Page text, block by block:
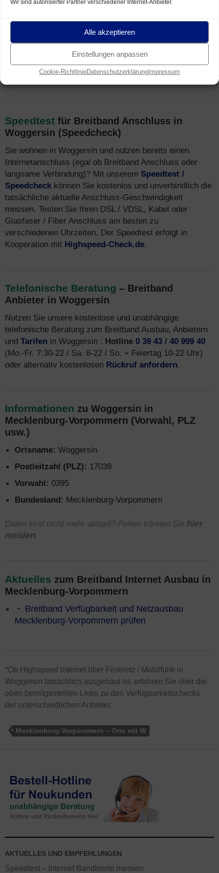
Wir sind autorisierter Partner verschiedener Internet-Anbieter.
Alle akzeptieren
Einstellungen anpassen
Cookie-RichtlinieDatenschutzerklärung Impressum
Mecklenburg-Vorpommernist weiterhin im Gange.
Supervectoring) sowie
verfügbar. Häufig ist auch Breitband Internet über das
TV-Netz ausgebaut. Mehr Infos zuTarifen
Breitband Internet Anbietern finden Sie auch unter
Internet-Telefon-Fernsehen.de.
Speedtest für Breitband Anschluss in
Woggersin (Speedcheck)
Sie wohnen in Woggersin und nutzen bereits einen
Internetanschluss (egal ob Breitband Anschluss oder
langsame Verbindung)? Mit unserem Speedtest /
Speedcheck können Sie kostenlos und unverbindlich die
tatsächliche aktuelle Anschluss-Geschwindigkeit
messen. Testen Sie Ihren DSL / VDSL, Kabel oder
Glasfaser / Fiber Anschluss am besten zu
verschiedenen Uhrzeiten. Der Speedtest erfolgt in
Kooperation mit Highspeed-Check.de.
Telefonische Beratung – Breitband
Anbieter in Woggersin
Nutzen Sie unsere kostenlose und unabhängige
telefonische Beratung zum Breitband Ausbau, Anbietern
und Tarifen in Woggersin : Hotline 0 39 43 / 40 999 40
(Mo.-Fr. 7:30-22 / Sa. 8-22 / So. + Feiertag 10-22 Uhr)
oder alternativ kostenlosen Rückruf anfordern.
Informationen zu Woggersin in
Mecklenburg-Vorpommern (Vorwahl, PLZ
usw.)
Ortsname: Woggersin
Postleitzahl (PLZ): 17039
Vorwahl: 0395
Bundesland: Mecklenburg-Vorpommern
Daten sind nicht mehr aktuell? Fehler können Sie hier
melden.
Aktuelles zum Breitband Internet Ausbau in
Mecklenburg-Vorpommern
Breitband Verfügbarkeit und Netzausbau
Mecklenburg-Vorpommern prüfen
*Ob Highspeed Internet über Festnetz / Mobilfunk in
Woggersin tatsächlich ausgebaut ist, erfahren Sie über die
oben bereitgestellten Links zu den Verfügbarkeitschecks
der unterschiedlichen Anbieter.
Mecklenburg-Vorpommern – Orte mit W
AKTUELLES UND EMPFEHLUNGEN
Speedtest – Internet Bandbreite messen